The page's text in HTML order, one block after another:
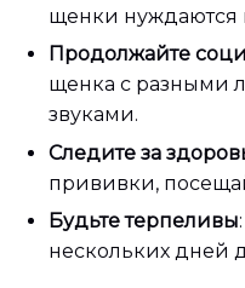
щенки нуждаются
Продолжайте
щенка с разными
звуками.
Следите за
прививки,
Будьте терпеливы
нескольких дней